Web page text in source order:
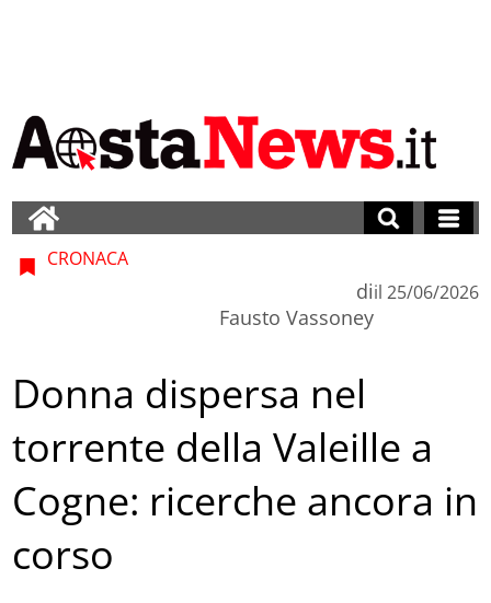
CRONACA
di
Fausto Vassoney
il 25/06/2026
Donna dispersa nel
torrente della Valeille a
Cogne: ricerche ancora in
corso